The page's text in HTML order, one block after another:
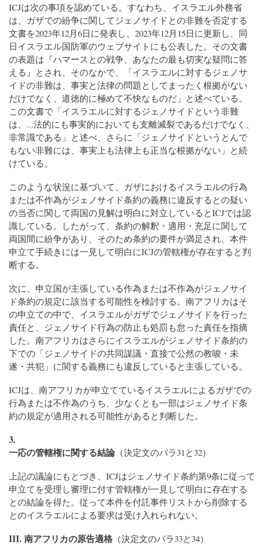
ICJは次の事項を認めている。すなわち、イスラエル外務省
は、ガザでの紛争に関してジェノサイドとの非難を否定する
文書を2023年12月6日に発表し、2023年12月15日に更新し、同
日イスラエル国防軍のウェブサイトにも公表した。その文書
の表題は『ハマースとの戦争、あなたの最も切実な疑問に答
える』とされ、そのなかで、「イスラエルに対するジェノサ
イドの非難は、事実と法律の問題としてまったく根拠がない
だけでなく、道徳的に極めて不快なものだ」と述べている。
この文書で「イスラエルに対するジェノサイドという非難
は、...法的にも事実的においても支離滅裂であるだけでなく、
非常識である」と述べ、さらに「ジェノサイドというとんで
もない非難には、事実上も法律上も正当な根拠がない」と続
けている。
このような状況に基づいて、ガザにおけるイスラエルの行為
または不作為がジェノサイド条約の義務に違反するとの疑い
の当否に関して両国の見解は明白に対立しているとICJでは認
識している。したがって、条約の解釈・適用・充足に関して
両国間に紛争があり、そのため条約の要件が満足され、本件
申立て手続きには一見して明白にICJの管轄権が存在すると判
断する。
次に、申立国が主張している作為または不作為がジェノサイ
ド条約の規定に該当する可能性を検討する。南アフリカはそ
の申立ての中で、イスラエルがガザでジェノサイドを行った
責任と、ジェノサイド行為の防止も処罰も怠った責任を指摘
した。南アフリカはさらにイスラエルがジェノサイド条約の
下での「ジェノサイドの共同謀議・直接で公然の教唆・未
遂・共犯」に関する義務にも違反していると主張している。
ICJは、南アフリカが申立てているイスラエルによるガザでの
行為または不作為のうち、少なくとも一部はジェノサイド条
約の規定が適用される可能性があると判断した。
3.
一応の管轄権に関する結論 （決定文のパラ31と32）
上記の議論にもとづき、ICJはジェノサイド条約第9条に従って
申立てを受理し審理に付す管轄権が一見して明白に存在する
との結論を得た。従って本件を付託事件リストから削除する
とのイスラエルによる要求は受け入れられない。
III. 南アフリカの原告適格 （決定文のパラ33と34）